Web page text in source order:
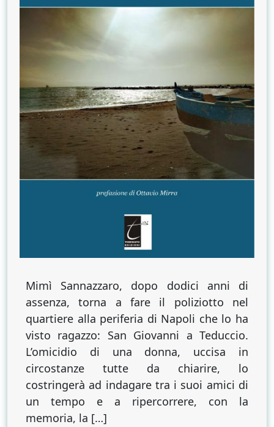
Mimì Sannazzaro, dopo dodici anni di
assenza, torna a fare il poliziotto nel
quartiere alla periferia di Napoli che lo ha
visto ragazzo: San Giovanni a Teduccio.
L’omicidio di una donna, uccisa in
circostanze tutte da chiarire, lo
costringerà ad indagare tra i suoi amici di
un tempo e a ripercorrere, con la
memoria, la […]